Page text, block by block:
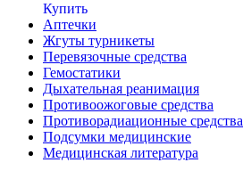
Купить
Аптечки
Жгуты турникеты
Перевязочные средства
Гемостатики
Дыхательная реанимация
Противоожоговые средства
Противорадиационные средства
Подсумки медицинские
Медицинская литература